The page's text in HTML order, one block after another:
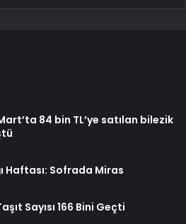
84 bin TL’ye satılan bilezik
Haftası: Sofrada Miras
Sayısı 166 Bini Geçti